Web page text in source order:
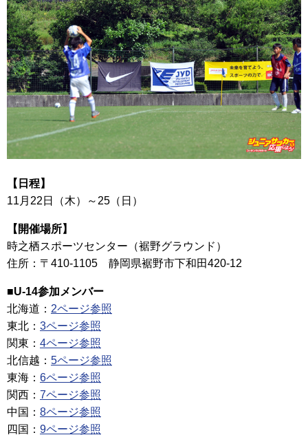
【日程】
11月22日（木）～25（日）
【開催場所】
時之栖スポーツセンター（裾野グラウンド）
住所：〒410-1105 静岡県裾野市下和田420-12
■U-14参加メンバー
北海道： 2ページ参照
東北： 3ページ参照
関東： 4ページ参照
北信越： 5ページ参照
東海： 6ページ参照
関西： 7ページ参照
中国： 8ページ参照
四国： 9ページ参照